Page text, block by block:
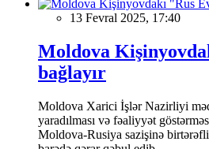
13 Fevral 2025, 17:40
Moldova
bağlayır
Moldova Xarici İşlər Nazirliyi
yaradılması və fəaliyyət
Moldova-Rusiya sazişinə